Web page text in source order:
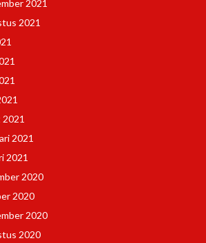
2021
2021
2021
2021
2020
2020
2020
2020